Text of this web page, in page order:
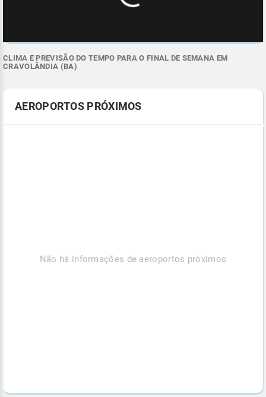
CLIMA E PREVISÃO DO TEMPO PARA O FINAL DE SEMANA EM
CRAVOLÂNDIA (BA)
AEROPORTOS PRÓXIMOS
Não há informações de aeroportos próximos